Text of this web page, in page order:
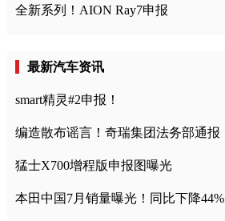
全新系列！AION Ray7申报
最新汽车资讯
smart精灵#2申报！
编造散布谣言！奇瑞集团法务部通报
猛士X700增程版申报图曝光
本田中国7月销量曝光！同比下降44%